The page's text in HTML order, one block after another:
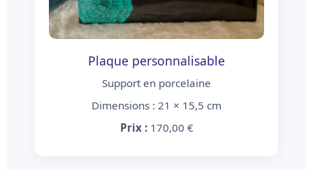
Plaque personnalisable
Support en porcelaine
Dimensions : 21 × 15,5 cm
Prix :170,00 €